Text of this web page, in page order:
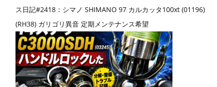
ス日記#2418：シマノ SHIMANO 97 カルカッタ100xt (01196)
(RH38) ガリゴリ異音 定期メンテナンス希望